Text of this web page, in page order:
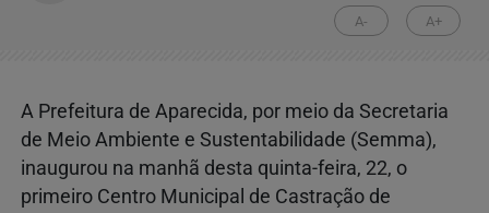
A- A+
A Prefeitura de Aparecida, por meio da Secretaria
de Meio Ambiente e Sustentabilidade (Semma),
inaugurou na manhã desta quinta-feira, 22, o
primeiro Centro Municipal de Castração de